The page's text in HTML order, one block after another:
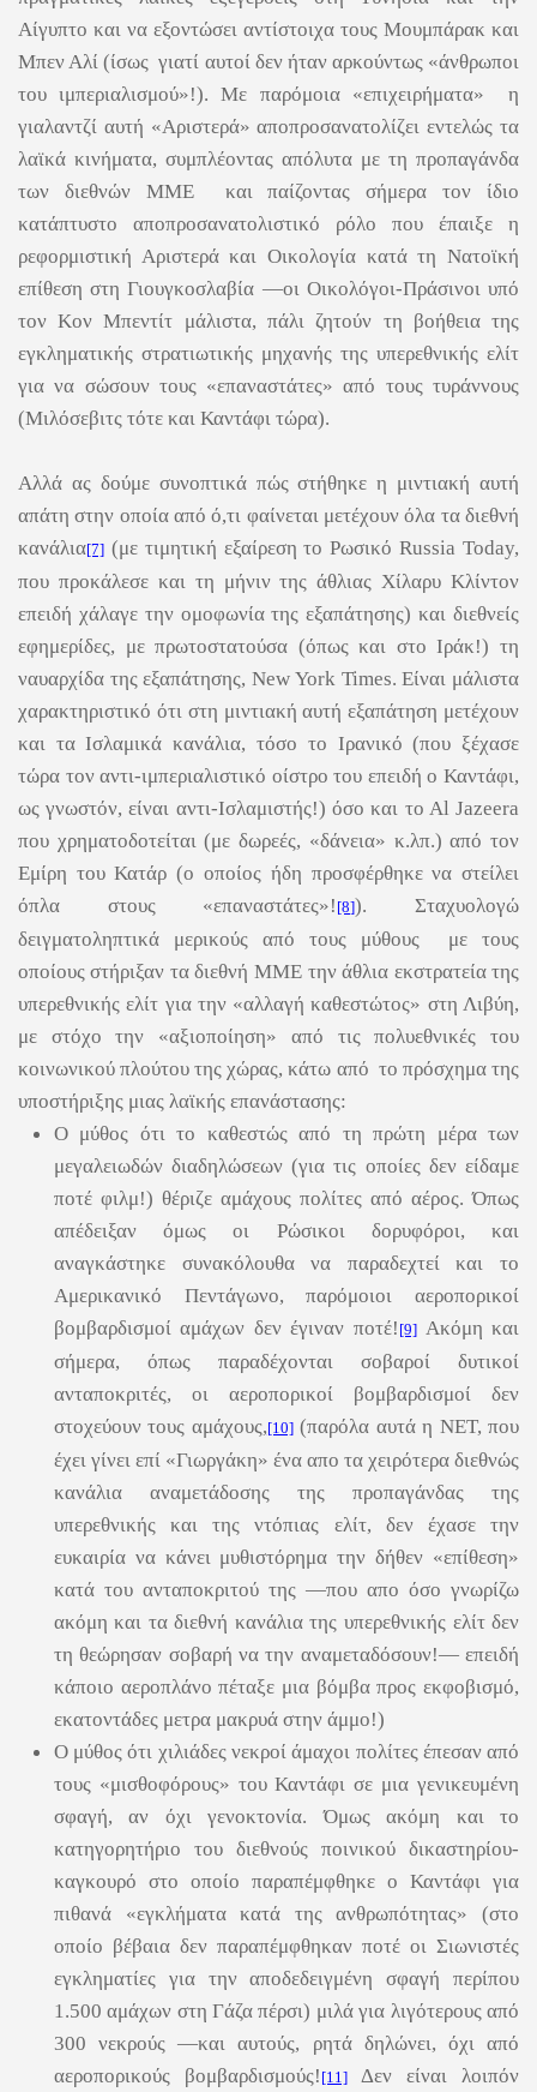
Αίγυπτο και να εξοντώσει αντίστοιχα τους Μουμπάρακ και
Μπεν Αλί (ίσως γιατί αυτοί δεν ήταν αρκούντως «άνθρωποι
του ιμπεριαλισμού»!). Με παρόμοια «επιχειρήματα» η
γιαλαντζί αυτή «Αριστερά» αποπροσανατολίζει εντελώς τα
λαϊκά κινήματα, συμπλέοντας απόλυτα με τη προπαγάνδα
των διεθνών ΜΜΕ και παίζοντας σήμερα τον ίδιο
κατάπτυστο αποπροσανατολιστικό ρόλο που έπαιξε η
ρεφορμιστική Αριστερά και Οικολογία κατά τη Νατοϊκή
επίθεση στη Γιουγκοσλαβία ―οι Οικολόγοι-Πράσινοι υπό
τον Κον Μπεντίτ μάλιστα, πάλι ζητούν τη βοήθεια της
εγκληματικής στρατιωτικής μηχανής της υπερεθνικής ελίτ
για να σώσουν τους «επαναστάτες» από τους τυράννους
(Μιλόσεβιτς τότε και Καντάφι τώρα).
Αλλά ας δούμε συνοπτικά πώς στήθηκε η μιντιακή αυτή
απάτη στην οποία από ό,τι φαίνεται μετέχουν όλα τα διεθνή
κανάλια[7](με τιμητική εξαίρεση το Ρωσικό Russia Today,
που προκάλεσε και τη μήνιν της άθλιας Χίλαρυ Κλίντον
επειδή χάλαγε την ομοφωνία της εξαπάτησης) και διεθνείς
εφημερίδες, με πρωτοστατούσα (όπως και στο Ιράκ!) τη
ναυαρχίδα της εξαπάτησης, New York Times. Είναι μάλιστα
χαρακτηριστικό ότι στη μιντιακή αυτή εξαπάτηση μετέχουν
και τα Ισλαμικά κανάλια, τόσο το Ιρανικό (που ξέχασε
τώρα τον αντι-ιμπεριαλιστικό οίστρο του επειδή ο Καντάφι,
ως γνωστόν, είναι αντι-Ισλαμιστής!) όσο και τo Al Jazeera
που χρηματοδοτείται (με δωρεές, «δάνεια» κ.λπ.) από τον
Εμίρη του Κατάρ (o οποίος ήδη προσφέρθηκε να στείλει
όπλα στους «επαναστάτες»! [8]). Σταχυολογώ
δειγματοληπτικά μερικούς από τους μύθους με τους
οποίους στήριξαν τα διεθνή ΜΜΕ την άθλια εκστρατεία της
υπερεθνικής ελίτ για την «αλλαγή καθεστώτος» στη Λιβύη,
με στόχο την «αξιοποίηση» από τις πολυεθνικές του
κοινωνικού πλούτου της χώρας, κάτω από το πρόσχημα της
υποστήριξης μιας λαϊκής επανάστασης:
Ο μύθος ότι το καθεστώς από τη πρώτη μέρα των
μεγαλειωδών διαδηλώσεων (για τις οποίες δεν είδαμε
ποτέ φιλμ!) θέριζε αμάχους πολίτες από αέρος. Όπως
απέδειξαν όμως οι Ρώσικοι δορυφόροι, και
αναγκάστηκε συνακόλουθα να παραδεχτεί και το
Αμερικανικό Πεντάγωνο, παρόμοιοι αεροπορικοί
βομβαρδισμοί αμάχων δεν έγιναν ποτέ! [9] Ακόμη και
σήμερα, όπως παραδέχονται σοβαροί δυτικοί
ανταποκριτές, οι αεροπορικοί βομβαρδισμοί δεν
στοχεύουν τους αμάχους,[10](παρόλα αυτά η ΝΕΤ, που
έχει γίνει επί «Γιωργάκη» ένα απο τα χειρότερα διεθνώς
κανάλια αναμετάδοσης της προπαγάνδας της
υπερεθνικής και της ντόπιας ελίτ, δεν έχασε την
ευκαιρία να κάνει μυθιστόρημα την δήθεν «επίθεση»
κατά του ανταποκριτού της ―που απο όσο γνωρίζω
ακόμη και τα διεθνή κανάλια της υπερεθνικής ελίτ δεν
τη θεώρησαν σοβαρή να την αναμεταδόσουν!― επειδή
κάποιο αεροπλάνο πέταξε μια βόμβα προς εκφοβισμό,
εκατοντάδες μετρα μακρυά στην άμμο!)
Ο μύθος ότι χιλιάδες νεκροί άμαχοι πολίτες έπεσαν από
τους «μισθοφόρους» του Καντάφι σε μια γενικευμένη
σφαγή, αν όχι γενοκτονία. Όμως ακόμη και το
κατηγορητήριο του διεθνούς ποινικού δικαστηρίου-
καγκουρό στο οποίο παραπέμφθηκε ο Καντάφι για
πιθανά «εγκλήματα κατά της ανθρωπότητας» (στο
οποίο βέβαια δεν παραπέμφθηκαν ποτέ οι Σιωνιστές
εγκληματίες για την αποδεδειγμένη σφαγή περίπου
1.500 αμάχων στη Γάζα πέρσι) μιλά για λιγότερους από
300 νεκρούς ―και αυτούς, ρητά δηλώνει, όχι από
αεροπορικούς βομβαρδισμούς! [11]Δεν είναι λοιπόν